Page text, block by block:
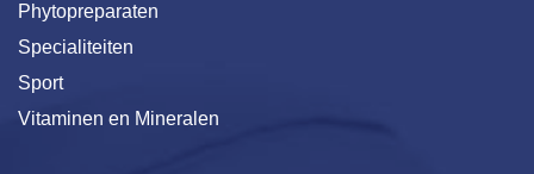
Phytopreparaten
Specialiteiten
Sport
Vitaminen en Mineralen